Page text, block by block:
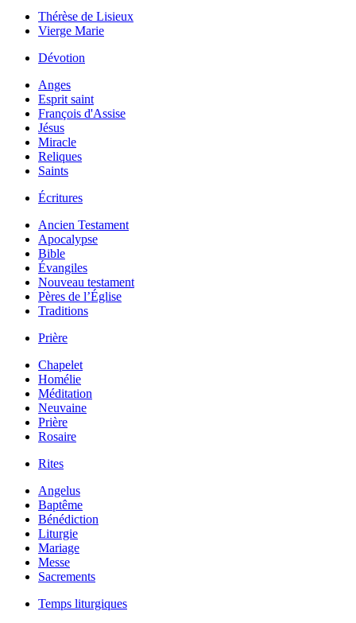
Thérèse de Lisieux
Vierge Marie
Dévotion
Anges
Esprit saint
François d'Assise
Jésus
Miracle
Reliques
Saints
Écritures
Ancien Testament
Apocalypse
Bible
Évangiles
Nouveau testament
Pères de l’Église
Traditions
Prière
Chapelet
Homélie
Méditation
Neuvaine
Prière
Rosaire
Rites
Angelus
Baptême
Bénédiction
Liturgie
Mariage
Messe
Sacrements
Temps liturgiques